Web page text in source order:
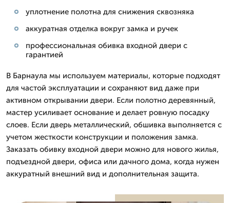
уплотнение полотна для снижения сквозняка
аккуратная отделка вокруг замка и ручек
профессиональная обивка входной двери с
гарантией
В Барнаула мы используем материалы, которые подходят
для частой эксплуатации и сохраняют вид даже при
активном открывании двери. Если полотно деревянный,
мастер усиливает основание и делает ровную посадку
слоев. Если дверь металлический, обшивка выполняется с
учетом жесткости конструкции и положения замка.
Заказать обивку входной двери можно для нового жилья,
подъездной двери, офиса или дачного дома, когда нужен
аккуратный внешний вид и дополнительная защита.